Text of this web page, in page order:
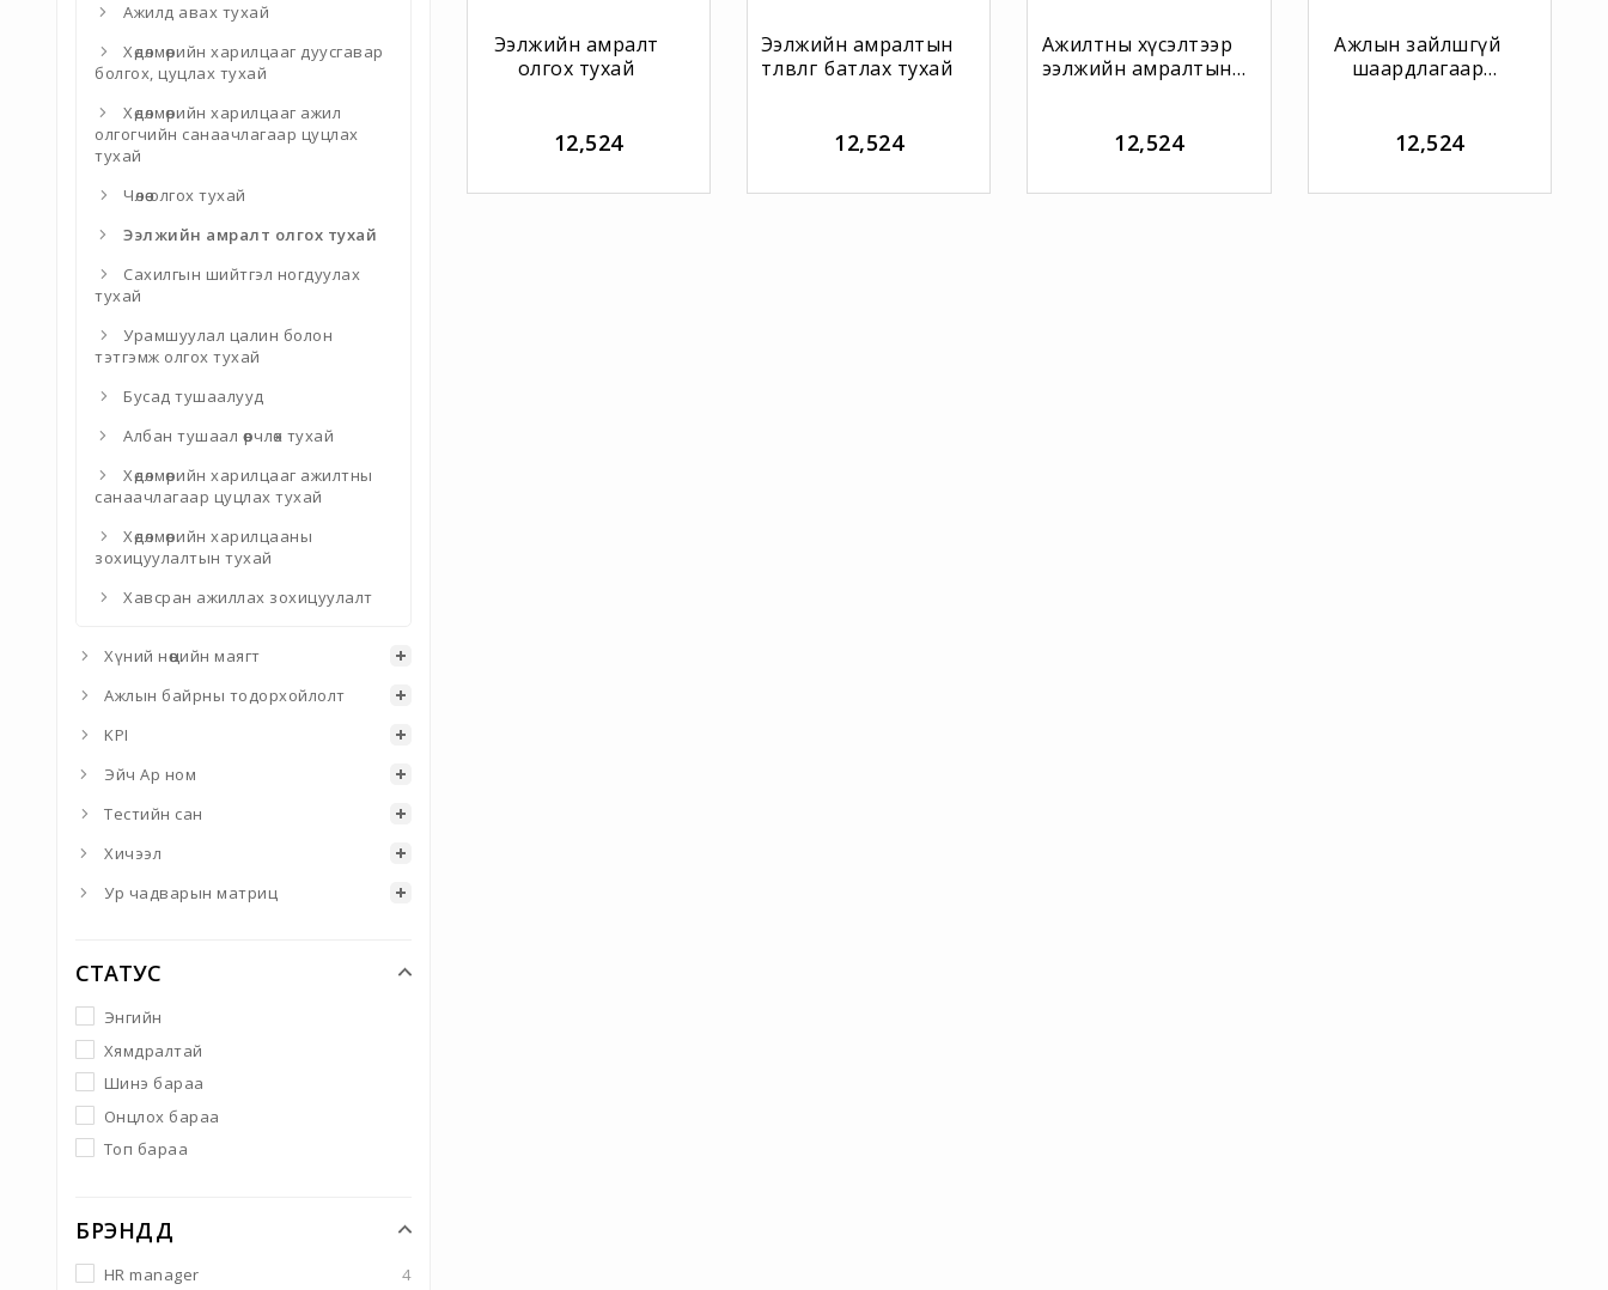
Ажилд авах тухай
Хөдөлмөрийн харилцааг дуусгавар
болгох, цуцлах тухай
Хөдөлмөрийн харилцааг ажил
олгогчийн санаачлагаар цуцлах
тухай
Чөлөө олгох тухай
Ээлжийн амралт олгох тухай
Сахилгын шийтгэл ногдуулах
тухай
Урамшуулал цалин болон
тэтгэмж олгох тухай
Бусад тушаалууд
Албан тушаал өөрчлөх тухай
Хөдөлмөрийн харилцааг ажилтны
санаачлагаар цуцлах тухай
Хөдөлмөрийн харилцааны
зохицуулалтын тухай
Хавсран ажиллах зохицуулалт
Хүний нөөцийн маягт
Ажлын байрны тодорхойлолт
KPI
Эйч Ар ном
Тестийн сан
Хичээл
Ур чадварын матриц
СТАТУС
Энгийн
Хямдралтай
Шинэ бараа
Онцлох бараа
Топ бараа
БРЭНДҮҮД
HR manager 4
Ээлжийн амралт
олгох тухай
12,524
Ээлжийн амралтын
төлөвлөгөө батлах тухай
12,524
Ажилтны хүсэлтээр
ээлжийн амралтын
12,524
Ажлын зайлшгүй
шаардлагаар
ажилтны ээлжийн
олгох тухай
12,524